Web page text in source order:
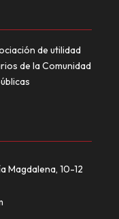
de utilidad
de la Comunidad
Magdalena, 10-12